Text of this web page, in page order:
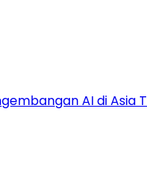
AI di Asia